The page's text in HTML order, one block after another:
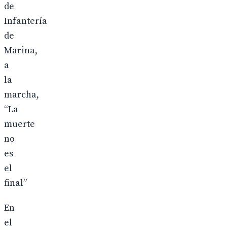
de
Infantería
de
Marina,
a
la
marcha,
“La
muerte
no
es
el
final”
En
el